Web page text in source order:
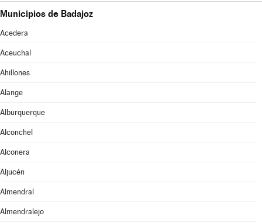
Municipios de Badajoz
Acedera
Aceuchal
Ahillones
Alange
Alburquerque
Alconchel
Alconera
Aljucén
Almendral
Almendralejo